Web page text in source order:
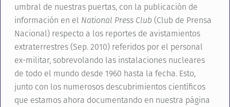
umbral de nuestras puertas, con la publicación de
información en el National Press Club(Club de Prensa
Nacional) respecto a los reportes de avistamientos
extraterrestres (Sep. 2010) referidos por el personal
ex-militar, sobrevolando las instalaciones nucleares
de todo el mundo desde 1960 hasta la fecha. Esto,
junto con los numerosos descubrimientos científicos
que estamos ahora documentando en nuestra página